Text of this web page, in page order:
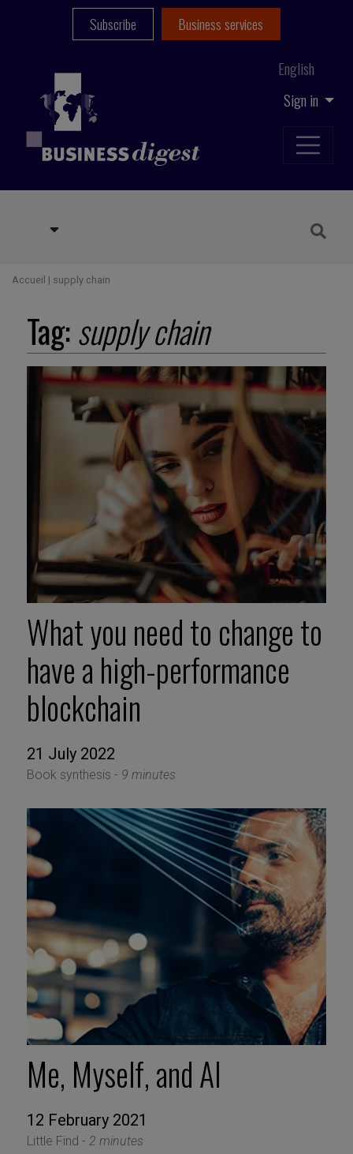
Sign in
English
Subscribe Business services
Accueil | supply chain
Tag:supply chain
What you need to change to
have a high-performance
blockchain
21 July 2022
Book synthesis - 9 minutes
Me, Myself, and AI
12 February 2021
Little Find - 2 minutes